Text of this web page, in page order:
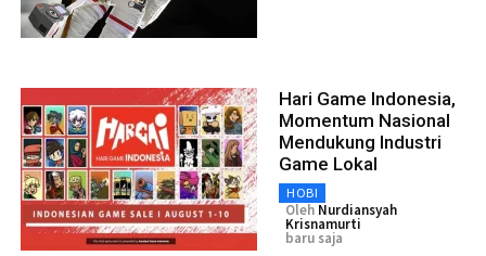
Hari Game Indonesia,
Momentum Nasional
Mendukung Industri
Game Lokal
HOBI
Oleh Nurdiansyah
Krisnamurti
baru saja